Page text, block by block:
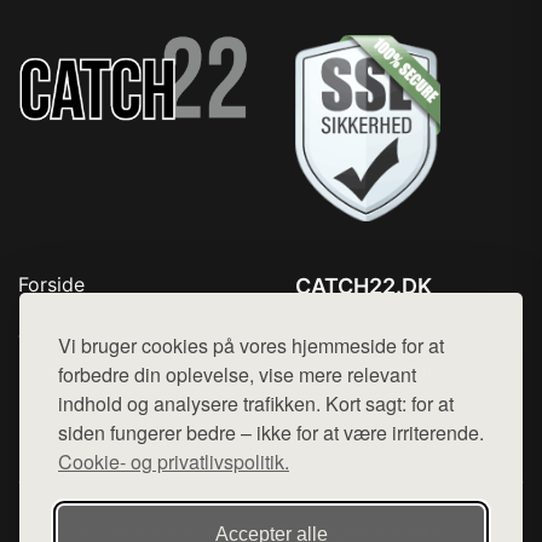
Vi bruger cookies på vores hjemmeside for at
forbedre din oplevelse, vise mere relevant
indhold og analysere trafikken. Kort sagt: for at
siden fungerer bedre – ikke for at være irriterende.
Cookie- og privatlivspolitik.
Accepter alle
Forside
Top Rabatter
Kontakt
CATCH22.DK
Mail: hej@want.dk
Cookie- og privatlivspolitik
Denne side er en del af want.dk, der udgiver en række